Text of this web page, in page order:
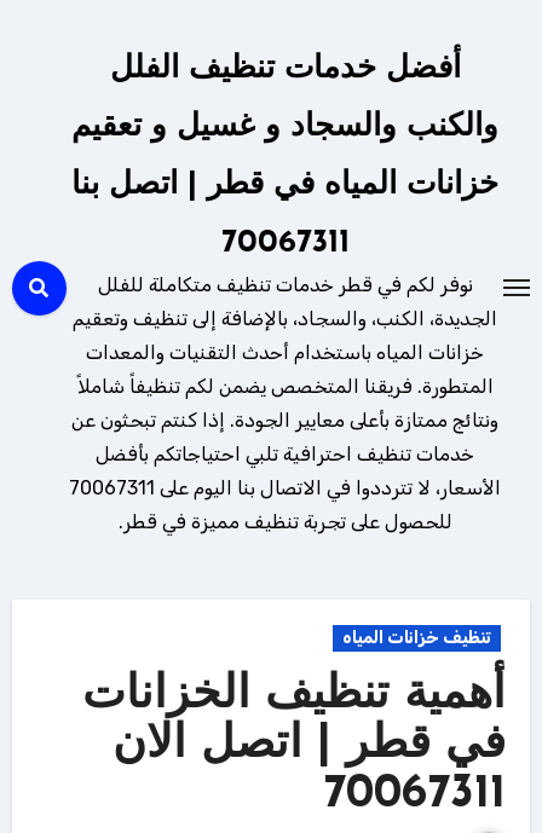
أفضل خدمات تنظيف الفلل
والكنب والسجاد و غسيل و تعقيم
خزانات المياه في قطر | اتصل بنا
70067311
نوفر لكم في قطر خدمات تنظيف متكاملة للفلل
الجديدة، الكنب، والسجاد، بالإضافة إلى تنظيف وتعقيم
خزانات المياه باستخدام أحدث التقنيات والمعدات
المتطورة. فريقنا المتخصص يضمن لكم تنظيفاً شاملاً
ونتائج ممتازة بأعلى معايير الجودة. إذا كنتم تبحثون عن
خدمات تنظيف احترافية تلبي احتياجاتكم بأفضل
الأسعار، لا تترددوا في الاتصال بنا اليوم على 70067311
للحصول على تجربة تنظيف مميزة في قطر.
تنظيف خزانات المياه
أهمية تنظيف الخزانات
في قطر | اتصل الان
70067311